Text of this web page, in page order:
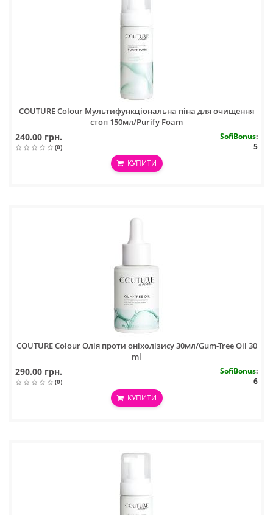
COUTURE Colour Мультифункціональна піна для очищення
стоп 150мл/Purify Foam
240.00 грн.
(0)
SofiBonus:
5
КУПИТИ
COUTURE Colour Олія проти оніхолізису 30мл/Gum-Tree Oil 30
ml
290.00 грн.
(0)
SofiBonus:
6
КУПИТИ